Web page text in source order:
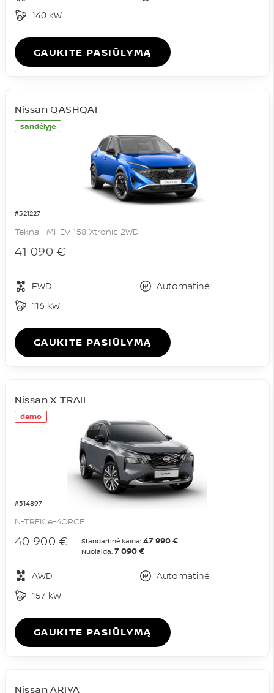
140 kW
GAUKITE PASIŪLYMĄ
sandėlyje
#521227
Nissan QASHQAI
Tekna+ MHEV 158 Xtronic 2WD
41 090 €
FWD
Automatinė
116 kW
GAUKITE PASIŪLYMĄ
demo
#514897
Nissan X-TRAIL
N-TREK e-4ORCE
40 900 € Standartinė kaina: 47 990 €
Nuolaida: 7 090 €
AWD
Automatinė
157 kW
GAUKITE PASIŪLYMĄ
Nissan ARIYA